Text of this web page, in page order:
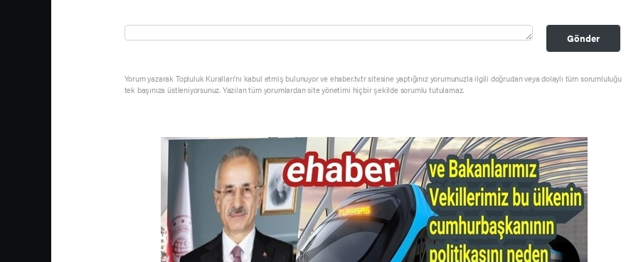
Gönder
Yorum yazarak Topluluk Kuralları’nı kabul etmiş bulunuyor ve ehaber.tv.tr sitesine yaptığınız yorumunuzla ilgili doğrudan veya dolaylı tüm sorumluluğu
tek başınıza üstleniyorsunuz. Yazılan tüm yorumlardan site yönetimi hiçbir şekilde sorumlu tutulamaz.